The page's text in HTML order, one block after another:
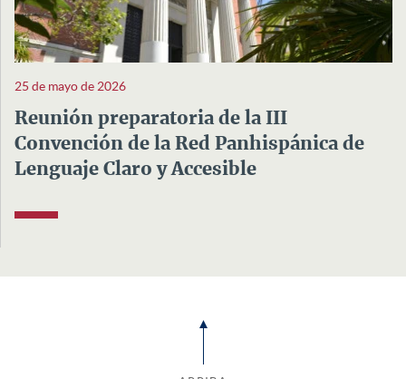
25 de mayo de 2026
Reunión preparatoria de la III
Convención de la Red Panhispánica de
Lenguaje Claro y Accesible